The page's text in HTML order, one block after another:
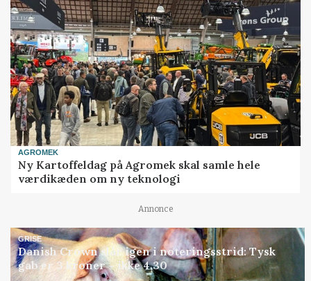
AGROMEK
Ny Kartoffeldag på Agromek skal samle hele
værdikæden om ny teknologi
Annonce
GRISE
Danish Crown slår igen i noteringsstrid: Tysk
gab er 3 kroner – ikke 4,30